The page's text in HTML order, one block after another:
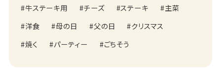
牛ステーキ用 チーズ ステーキ
主菜
洋食
母の日 父の日
クリスマス
焼く
パーティー ごちそう